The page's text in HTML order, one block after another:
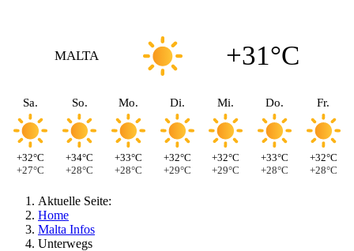
MALTA +31°C
Sa.
+32°C
+27°C
So.
+34°C
+28°C
Mo.
+33°C
+28°C
Di.
+32°C
+29°C
Mi.
+32°C
+29°C
Do.
+33°C
+28°C
Fr.
+32°C
+28°C
Aktuelle Seite:
Home
Malta Infos
Unterwegs